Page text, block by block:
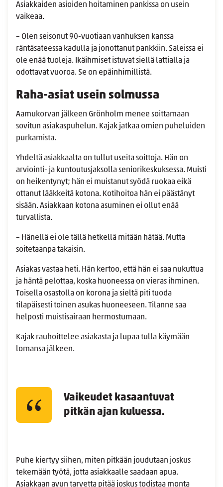
Asiakkaiden asioiden hoitaminen pankissa on usein
vaikeaa.
– Olen seisonut 90-vuotiaan vanhuksen kanssa
räntäsateessa kadulla ja jonottanut pankkiin. Saleissa ei
ole enää tuoleja. Ikäihmiset istuvat siellä lattialla ja
odottavat vuoroa. Se on epäinhimillistä.
Raha-asiat usein solmussa
Aamukorvan jälkeen Grönholm menee soittamaan
sovitun asiakaspuhelun. Kajak jatkaa omien puheluiden
purkamista.
Yhdeltä asiakkaalta on tullut useita soittoja. Hän on
arviointi- ja kuntoutusjaksolla seniorikeskuksessa. Muisti
on heikentynyt; hän ei muistanut syödä ruokaa eikä
ottanut lääkkeitä kotona. Kotihoitoa hän ei päästänyt
sisään. Asiakkaan kotona asuminen ei ollut enää
turvallista.
– Hänellä ei ole tällä hetkellä mitään hätää. Mutta
soitetaanpa takaisin.
Asiakas vastaa heti. Hän kertoo, että hän ei saa nukuttua
ja häntä pelottaa, koska huoneessa on vieras ihminen.
Toisella osastolla on korona ja sieltä piti tuoda
tilapäisesti toinen asukas huoneeseen. Tilanne saa
helposti muistisairaan hermostumaan.
Kajak rauhoittelee asiakasta ja lupaa tulla käymään
lomansa jälkeen.
Vaikeudet kasaantuvat
pitkän ajan kuluessa.
Puhe kiertyy siihen, miten pitkään joudutaan joskus
tekemään työtä, jotta asiakkaalle saadaan apua.
Asiakkaan avun tarvetta pitää joskus todistaa monta